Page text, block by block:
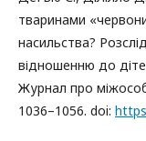
тваринами
насильства?
відношенню до
Журнал про
1036–1056. doi: